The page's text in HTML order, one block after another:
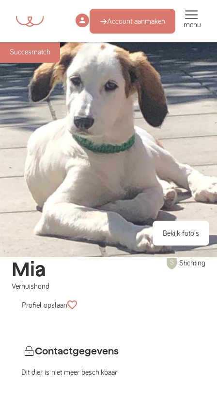
Account aanmaken menu
Succesmatch
Bekijk foto's
Mia
Verhuishond
Stichting
Profiel opslaan
Contactgegevens
Dit dier is niet meer beschikbaar